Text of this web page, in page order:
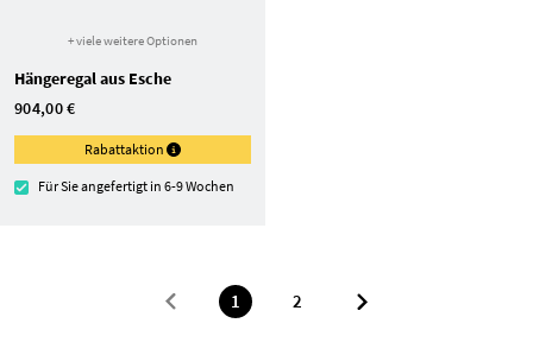
+ viele weitere Optionen
Hängeregal aus Esche
904,00 €
Rabattaktion
Für Sie angefertigt in 6-9 Wochen
1 2